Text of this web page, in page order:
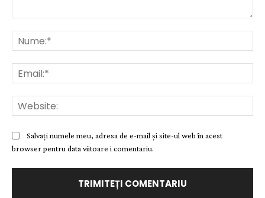
Salvați numele meu, adresa de e-mail și site-ul web în acest
browser pentru data viitoare i comentariu.